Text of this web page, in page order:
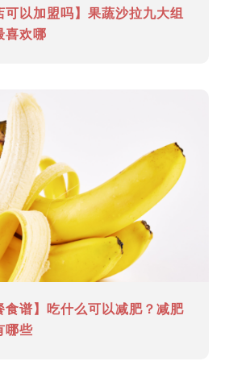
可以加盟吗】果蔬沙拉九大组
喜欢哪
食谱】吃什么可以减肥？减肥
哪些